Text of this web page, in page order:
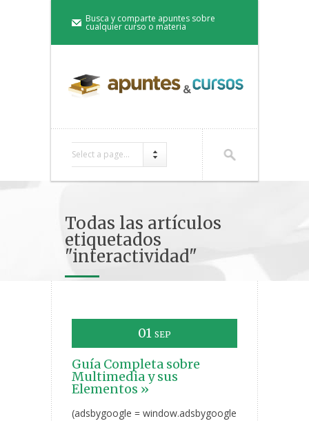
Busca y comparte apuntes sobre
cualquier curso o materia
Select a page...
Todas las artículos
etiquetados
"interactividad"
01 SEP
Guía Completa sobre
Multimedia y sus
Elementos »
(adsbygoogle = window.adsbygoogle